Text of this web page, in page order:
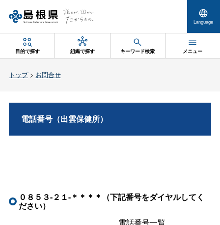
Language
目的で探す 組織で探す キーワード検索 メニュー
トップ> お問合せ
電話番号（出雲保健所）
０８５３-２１-＊＊＊＊（下記番号をダイヤルしてく
ださい）
電話番号一覧